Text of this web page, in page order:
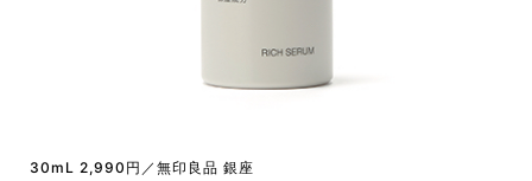
30mL 2,990円／無印良品 銀座